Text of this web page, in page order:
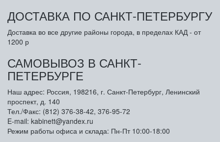
ДОСТАВКА ПО САНКТ-ПЕТЕРБУРГУ
Доставка во все другие районы города, в пределах КАД - от
1200 р
САМОВЫВОЗ В САНКТ-
ПЕТЕРБУРГЕ
Наш адрес: Россия, 198216, г. Санкт-Петербург, Ленинский
проспект, д. 140
Тел./Факс: (812) 376-38-42, 376-95-72
E-mail: kabinett@yandex.ru
Режим работы офиса и склада: Пн-Пт 10:00-18:00